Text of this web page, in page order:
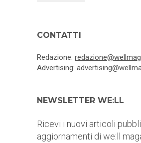
CONTATTI
Redazione:
Advertising:
NEWSLETTER WE:LL
Ricevi i nuovi articoli
aggiornamenti di we:ll